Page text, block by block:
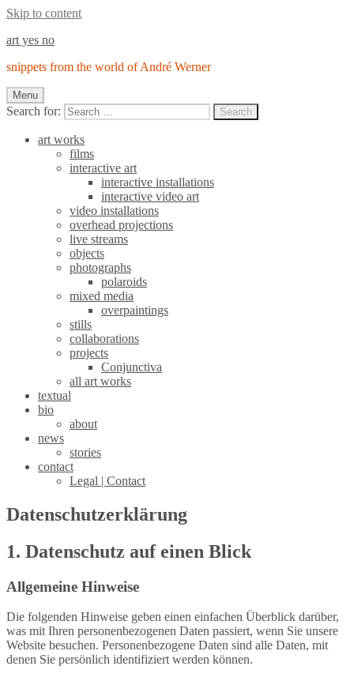
Skip to content
art yes no
snippets from the world of André Werner
Menu
Search for: Search
art works
films
interactive art
interactive installations
interactive video art
video installations
overhead projections
live streams
objects
photographs
polaroids
mixed media
overpaintings
stills
collaborations
projects
Conjunctiva
all art works
textual
bio
about
news
stories
contact
Legal | Contact
Datenschutzerklärung
1. Datenschutz auf einen Blick
Allgemeine Hinweise
Die folgenden Hinweise geben einen einfachen Überblick darüber,
was mit Ihren personenbezogenen Daten passiert, wenn Sie unsere
Website besuchen. Personenbezogene Daten sind alle Daten, mit
denen Sie persönlich identifiziert werden können.